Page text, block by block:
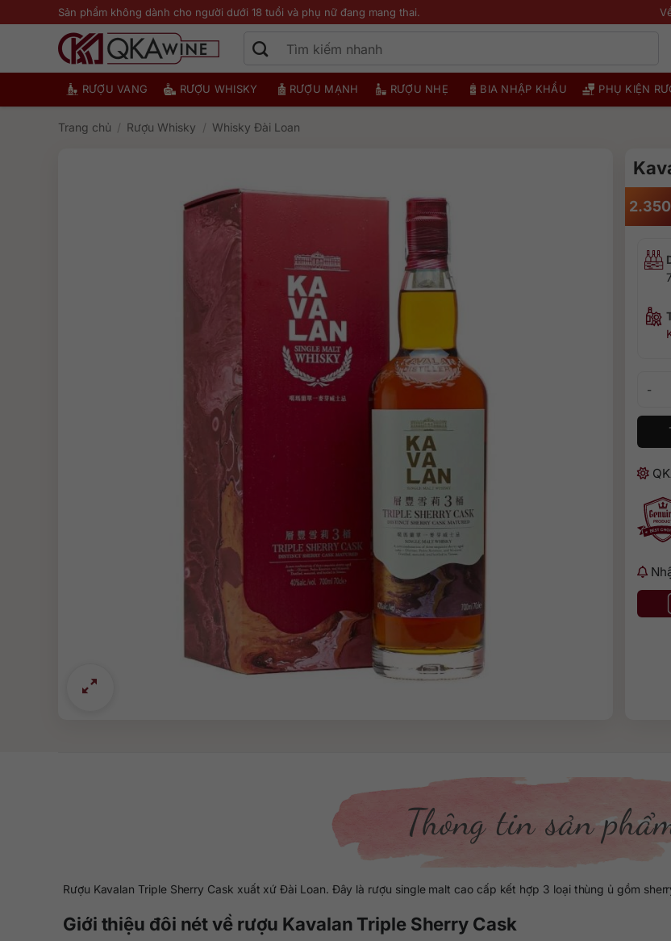
qua
Sản phẩm không dành cho người dưới 18 tuổi và phụ nữ đang mang thai.
RƯỢU VANG RƯỢU WHISKY RƯỢU MẠNH RƯỢU NHẸ BIA NHẬP KHẨU PHỤ KIỆN
Trang chủ / Rượu Whisky / Whisky Đài Loan
Thông tin sản
Rượu Kavalan Triple Sherry Cask xuất xứ Đài Loan. Đây là rượu single malt cao cấp kết hợp 3 loại thùng ủ gồm
Giới thiệu đôi nét về rượu Kavalan Triple Sherry Cask